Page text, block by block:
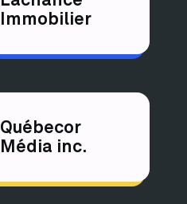
Immobilier
Québecor
Média inc.